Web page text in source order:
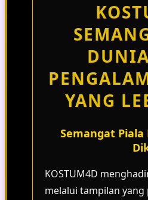
YANG
Semangat
KOSTUM4D
melalui tampilan